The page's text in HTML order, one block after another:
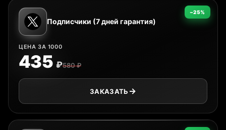
−25%
Подписчики (7 дней гарантия)
ЦЕНА ЗА 1000
580 ₽
435 ₽
ЗАКАЗАТЬ